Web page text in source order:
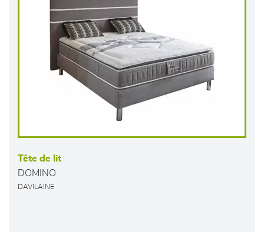
Tête de lit
DOMINO
DAVILAINE